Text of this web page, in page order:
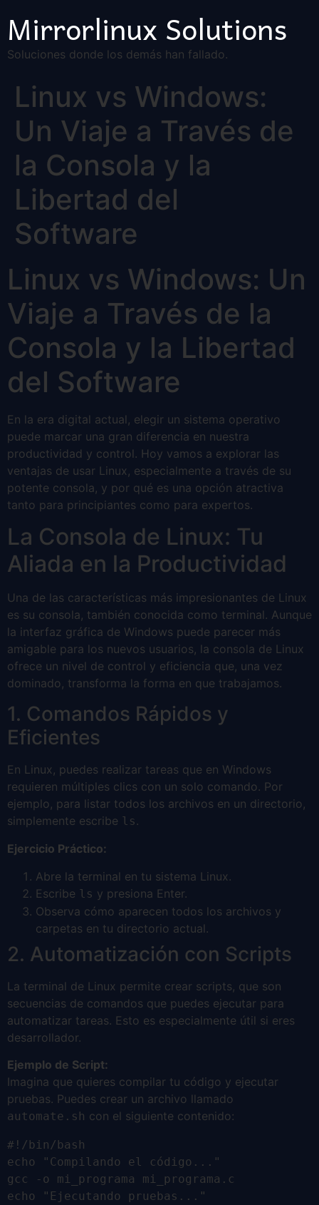
Mirrorlinux Solutions
Soluciones donde los demás han fallado.
Linux vs Windows:
Un Viaje a Través de
la Consola y la
Libertad del
Software
Linux vs Windows: Un
Viaje a Través de la
Consola y la Libertad
del Software
En la era digital actual, elegir un sistema operativo
puede marcar una gran diferencia en nuestra
productividad y control. Hoy vamos a explorar las
ventajas de usar Linux, especialmente a través de su
potente consola, y por qué es una opción atractiva
tanto para principiantes como para expertos.
La Consola de Linux: Tu
Aliada en la Productividad
Una de las características más impresionantes de Linux
es su consola, también conocida como terminal. Aunque
la interfaz gráfica de Windows puede parecer más
amigable para los nuevos usuarios, la consola de Linux
ofrece un nivel de control y eficiencia que, una vez
dominado, transforma la forma en que trabajamos.
1. Comandos Rápidos y
Eficientes
En Linux, puedes realizar tareas que en Windows
requieren múltiples clics con un solo comando. Por
ejemplo, para listar todos los archivos en un directorio,
simplemente escribe ls .
Ejercicio Práctico:
Abre la terminal en tu sistema Linux.
Escribe ls y presiona Enter.
Observa cómo aparecen todos los archivos y
carpetas en tu directorio actual.
2. Automatización con Scripts
La terminal de Linux permite crear scripts, que son
secuencias de comandos que puedes ejecutar para
automatizar tareas. Esto es especialmente útil si eres
desarrollador.
Ejemplo de Script:
Imagina que quieres compilar tu código y ejecutar
pruebas. Puedes crear un archivo llamado
automate.sh con el siguiente contenido:
#!/bin/bash
echo "Compilando el código..."
gcc -o mi_programa mi_programa.c
echo "Ejecutando pruebas..."